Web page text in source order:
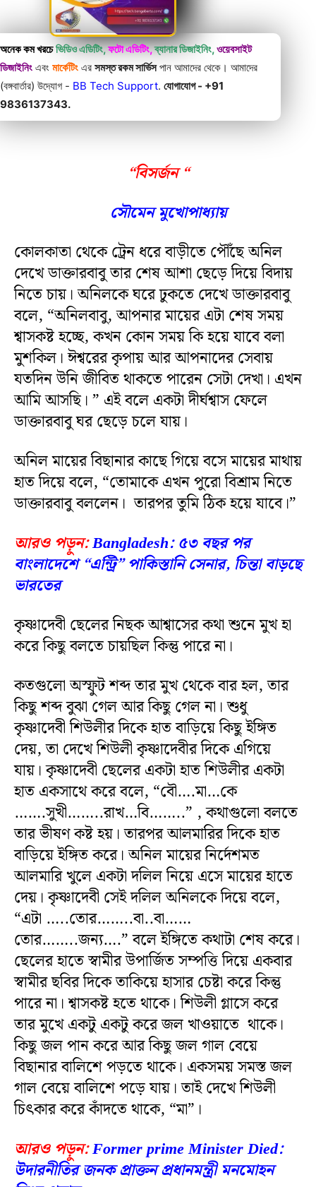
অনেক কম খরচে ভিডিও এডিটিং,ফটো এডিটিং,ব্যানার ডিজাইনিং,ওয়েবসাইট
ডিজাইনিং এবং মার্কেটিং এর সমস্ত রকম সার্ভিসপান আমাদের থেকে। আমাদের
(বঙ্গবার্তার) উদ্যোগ - BB Tech Support. যোগাযোগ - +91
9836137343.
“বিসর্জন “
সৌমেন মুখোপাধ্যায়
কোলকাতা থেকে ট্রেন ধরে বাড়ীতে পৌঁছে অনিল
দেখে ডাক্তারবাবু তার শেষ আশা ছেড়ে দিয়ে বিদায়
নিতে চায়। অনিলকে ঘরে ঢুকতে দেখে ডাক্তারবাবু
বলে, “অনিলবাবু, আপনার মায়ের এটা শেষ সময়
শ্বাসকষ্ট হচ্ছে, কখন কোন সময় কি হয়ে যাবে বলা
মুশকিল। ঈশ্বরের কৃপায় আর আপনাদের সেবায়
যতদিন উনি জীবিত থাকতে পারেন সেটা দেখা। এখন
আমি আসছি। ” এই বলে একটা দীর্ঘশ্বাস ফেলে
ডাক্তারবাবু ঘর ছেড়ে চলে যায়।
অনিল মায়ের বিছানার কাছে গিয়ে বসে মায়ের মাথায়
হাত দিয়ে বলে, “তোমাকে এখন পুরো বিশ্রাম নিতে
ডাক্তারবাবু বললেন। তারপর তুমি ঠিক হয়ে যাবে।”
আরও পড়ুন:Bangladesh: ৫৩ বছর পর
বাংলাদেশে “এন্ট্রি” পাকিস্তানি সেনার, চিন্তা বাড়ছে
ভারতের
কৃষ্ণাদেবী ছেলের নিছক আশ্বাসের কথা শুনে মুখ হা
করে কিছু বলতে চায়ছিল কিন্তু পারে না।
কতগুলো অস্ফুট শব্দ তার মুখ থেকে বার হল, তার
কিছু শব্দ বুঝা গেল আর কিছু গেল না। শুধু
কৃষ্ণাদেবী শিউলীর দিকে হাত বাড়িয়ে কিছু ইঙ্গিত
দেয়, তা দেখে শিউলী কৃষ্ণাদেবীর দিকে এগিয়ে
যায়। কৃষ্ণাদেবী ছেলের একটা হাত শিউলীর একটা
হাত একসাথে করে বলে, “বৌ….মা…কে
…….সুখী……..রাখ…বি……..” , কথাগুলো বলতে
তার ভীষণ কষ্ট হয়। তারপর আলমারির দিকে হাত
বাড়িয়ে ইঙ্গিত করে। অনিল মায়ের নির্দেশমত
আলমারি খুলে একটা দলিল নিয়ে এসে মায়ের হাতে
দেয়। কৃষ্ণাদেবী সেই দলিল অনিলকে দিয়ে বলে,
“এটা …..তোর……..বা..বা……
তোর……..জন্য….” বলে ইঙ্গিতে কথাটা শেষ করে।
ছেলের হাতে স্বামীর উপার্জিত সম্পত্তি দিয়ে একবার
স্বামীর ছবির দিকে তাকিয়ে হাসার চেষ্টা করে কিন্তু
পারে না। শ্বাসকষ্ট হতে থাকে। শিউলী গ্লাসে করে
তার মুখে একটু একটু করে জল খাওয়াতে থাকে।
কিছু জল পান করে আর কিছু জল গাল বেয়ে
বিছানার বালিশে পড়তে থাকে। একসময় সমস্ত জল
গাল বেয়ে বালিশে পড়ে যায়। তাই দেখে শিউলী
চিৎকার করে কাঁদতে থাকে, “মা”।
আরও পড়ুন:Former prime Minister Died:
উদারনীতির জনক প্রাক্তন প্রধানমন্ত্রী মনমোহন